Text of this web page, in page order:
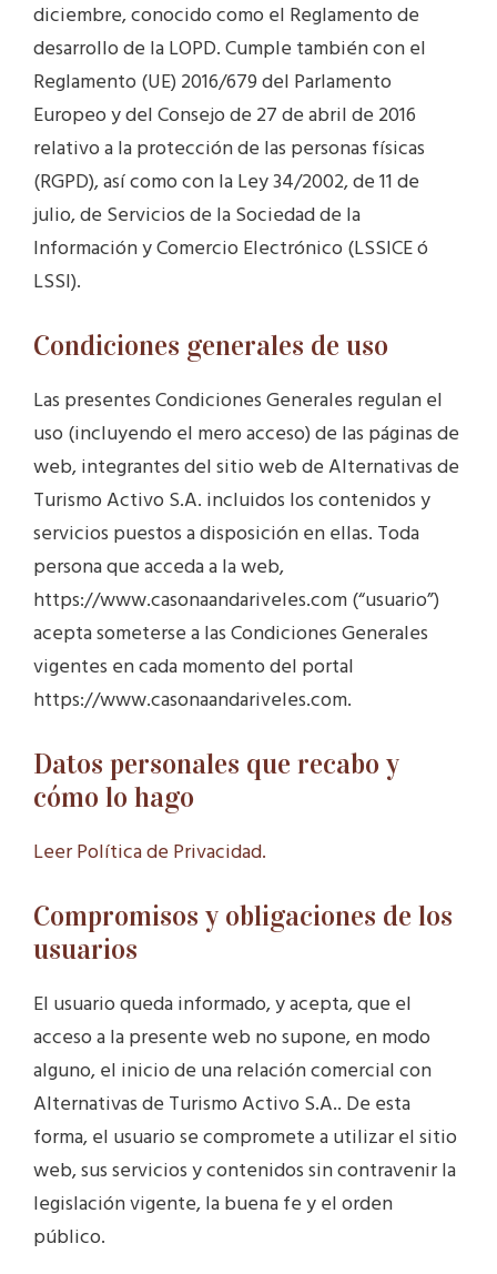
diciembre, conocido como el Reglamento de
desarrollo de la LOPD. Cumple también con el
Reglamento (UE) 2016/679 del Parlamento
Europeo y del Consejo de 27 de abril de 2016
relativo a la protección de las personas físicas
(RGPD), así como con la Ley 34/2002, de 11 de
julio, de Servicios de la Sociedad de la
Información y Comercio Electrónico (LSSICE ó
LSSI).
Condiciones generales de uso
Las presentes Condiciones Generales regulan el
uso (incluyendo el mero acceso) de las páginas de
web, integrantes del sitio web de Alternativas de
Turismo Activo S.A. incluidos los contenidos y
servicios puestos a disposición en ellas. Toda
persona que acceda a la web,
https://www.casonaandariveles.com (“usuario”)
acepta someterse a las Condiciones Generales
vigentes en cada momento del portal
https://www.casonaandariveles.com.
Datos personales que recabo y
cómo lo hago
Leer Política de Privacidad.
Compromisos y obligaciones de los
usuarios
El usuario queda informado, y acepta, que el
acceso a la presente web no supone, en modo
alguno, el inicio de una relación comercial con
Alternativas de Turismo Activo S.A.. De esta
forma, el usuario se compromete a utilizar el sitio
web, sus servicios y contenidos sin contravenir la
legislación vigente, la buena fe y el orden
público.